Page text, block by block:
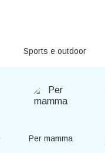
Sports e outdoor
Per mamma